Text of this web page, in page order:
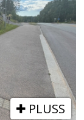
PLUSS